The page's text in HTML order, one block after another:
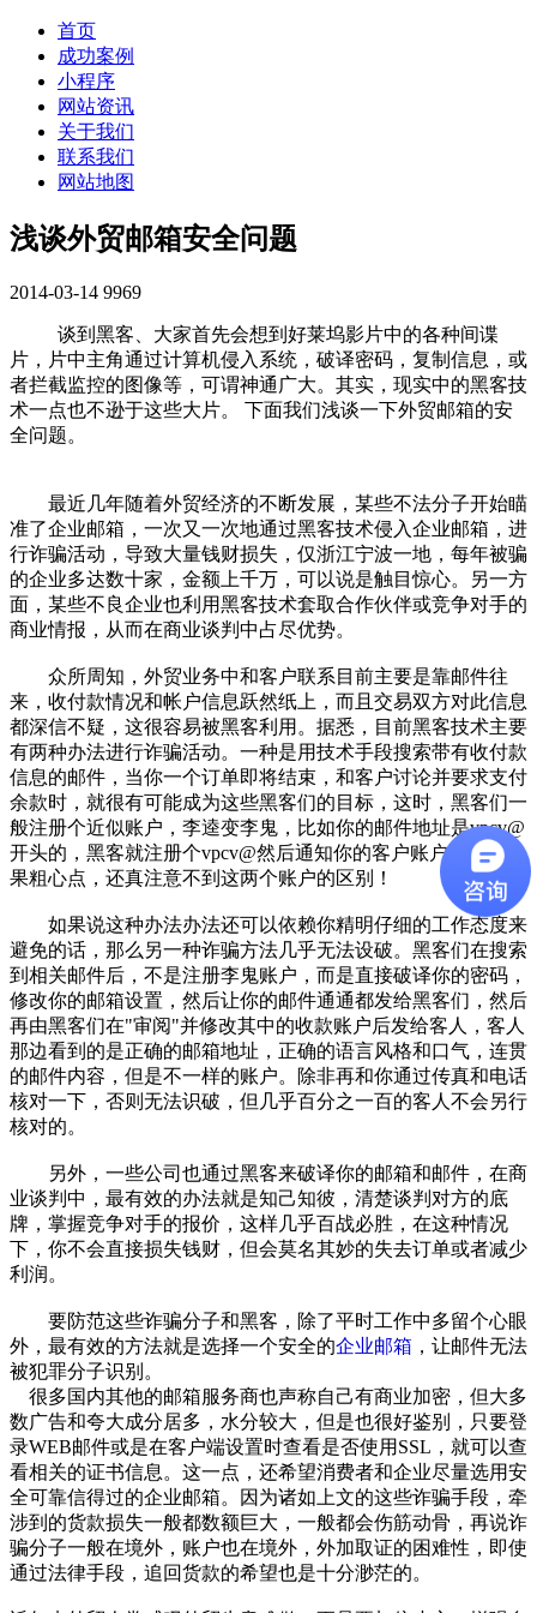
首页
成功案例
小程序
网站资讯
关于我们
联系我们
网站地图
浅谈外贸邮箱安全问题
2014-03-14 9969
谈到黑客、大家首先会想到好莱坞影片中的各种间谍
片，片中主角通过计算机侵入系统，破译密码，复制信息，或
者拦截监控的图像等，可谓神通广大。其实，现实中的黑客技
术一点也不逊于这些大片。 下面我们浅谈一下外贸邮箱的安
全问题。
最近几年随着外贸经济的不断发展，某些不法分子开始瞄
准了企业邮箱，一次又一次地通过黑客技术侵入企业邮箱，进
行诈骗活动，导致大量钱财损失，仅浙江宁波一地，每年被骗
的企业多达数十家，金额上千万，可以说是触目惊心。另一方
面，某些不良企业也利用黑客技术套取合作伙伴或竞争对手的
商业情报，从而在商业谈判中占尽优势。
众所周知，外贸业务中和客户联系目前主要是靠邮件往
来，收付款情况和帐户信息跃然纸上，而且交易双方对此信息
都深信不疑，这很容易被黑客利用。据悉，目前黑客技术主要
有两种办法进行诈骗活动。一种是用技术手段搜索带有收付款
信息的邮件，当你一个订单即将结束，和客户讨论并要求支付
余款时，就很有可能成为这些黑客们的目标，这时，黑客们一
般注册个近似账户，李逵变李鬼，比如你的邮件地址是vpcv@
开头的，黑客就注册个vpcv@然后通知你的客户账户已改，如
果粗心点，还真注意不到这两个账户的区别！
如果说这种办法办法还可以依赖你精明仔细的工作态度来
避免的话，那么另一种诈骗方法几乎无法设破。黑客们在搜索
到相关邮件后，不是注册李鬼账户，而是直接破译你的密码，
修改你的邮箱设置，然后让你的邮件通通都发给黑客们，然后
再由黑客们在"审阅"并修改其中的收款账户后发给客人，客人
那边看到的是正确的邮箱地址，正确的语言风格和口气，连贯
的邮件内容，但是不一样的账户。除非再和你通过传真和电话
核对一下，否则无法识破，但几乎百分之一百的客人不会另行
核对的。
另外，一些公司也通过黑客来破译你的邮箱和邮件，在商
业谈判中，最有效的办法就是知己知彼，清楚谈判对方的底
牌，掌握竞争对手的报价，这样几乎百战必胜，在这种情况
下，你不会直接损失钱财，但会莫名其妙的失去订单或者减少
利润。
要防范这些诈骗分子和黑客，除了平时工作中多留个心眼
外，最有效的方法就是选择一个安全的企业邮箱 ，让邮件无法
被犯罪分子识别。
很多国内其他的邮箱服务商也声称自己有商业加密，但大多
数广告和夸大成分居多，水分较大，但是也很好鉴别，只要登
录WEB邮件或是在客户端设置时查看是否使用SSL，就可以查
看相关的证书信息。这一点，还希望消费者和企业尽量选用安
全可靠信得过的企业邮箱。因为诸如上文的这些诈骗手段，牵
涉到的货款损失一般都数额巨大，一般都会伤筋动骨，再说诈
骗分子一般在境外，账户也在境外，外加取证的困难性，即使
通过法律手段，追回货款的希望也是十分渺茫的。